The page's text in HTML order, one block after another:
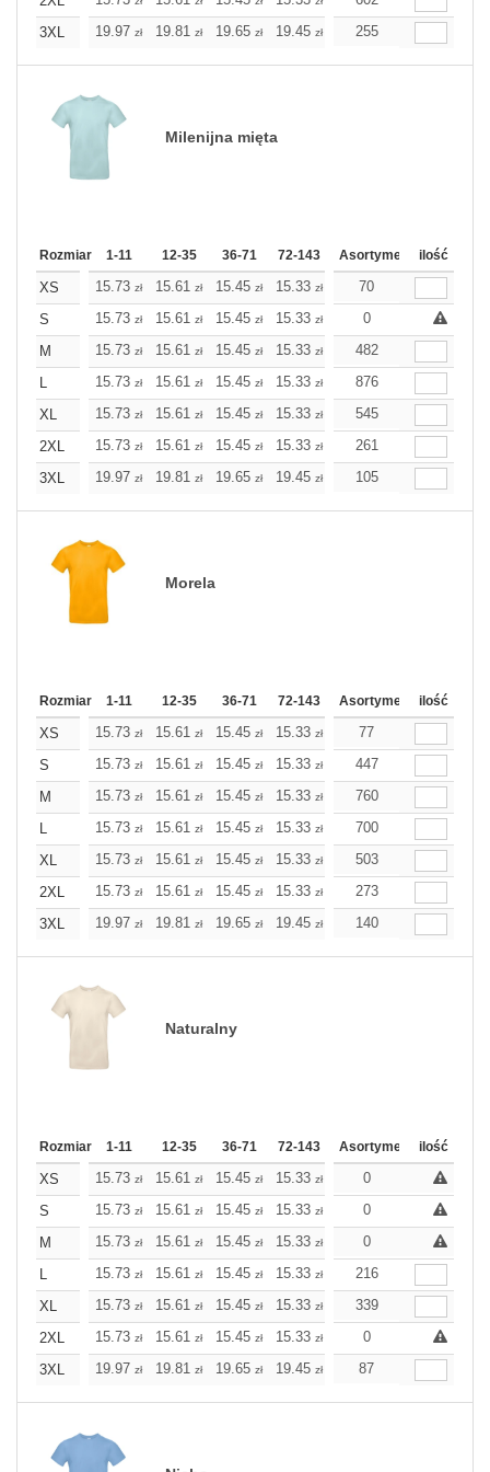
3XL
19.97 zł 19.81 zł 19.65 zł 19.45 zł 19.28zł
255
Milenijna mięta
Rozmiar 1-11 12-35 36-71 72-143 144-287 288 Dodaj
Asortyment ilość
XS 15.73 zł 15.61 zł 15.45 zł 15.33 zł 15.21
70
S
15.73 zł 15.61 zł 15.45 zł 15.33 zł 15.21 15.21zł
0
M
15.73 zł 15.61 zł 15.45 zł 15.33 zł 15.21zł
482
L
15.73 zł 15.61 zł 15.45 zł 15.33 zł 15.21zł
876
XL
15.73 zł 15.61 zł 15.45 zł 15.33 zł 15.21zł
545
2XL
15.73 zł 15.61 zł 15.45 zł 15.33 zł 15.21
261
3XL
19.97 zł 19.81 zł 19.65 zł 19.45 zł 19.28zł
105
Morela
Rozmiar 1-11 12-35 36-71 72-143 144-287 288 Dodaj
Asortyment ilość
XS 15.73 zł 15.61 zł 15.45 zł 15.33 zł 15.21
77
S
15.73 zł 15.61 zł 15.45 zł 15.33 zł 15.21zł
447
M
15.73 zł 15.61 zł 15.45 zł 15.33 zł 15.21zł
760
L
15.73 zł 15.61 zł 15.45 zł 15.33 zł 15.21zł
700
XL
15.73 zł 15.61 zł 15.45 zł 15.33 zł 15.21zł
503
2XL
15.73 zł 15.61 zł 15.45 zł 15.33 zł 15.21zł
273
3XL
19.97 zł 19.81 zł 19.65 zł 19.45 zł 19.28zł
140
Naturalny
Rozmiar 1-11 12-35 36-71 72-143 144-287 288 Dodaj
Asortyment ilość
XS 15.73 zł 15.61 zł 15.45 zł 15.33 zł 15.21 15.21zł
0
S
15.73 zł 15.61 zł 15.45 zł 15.33 zł 15.21 15.21zł
0
M
15.73 zł 15.61 zł 15.45 zł 15.33 zł 15.21 15.21zł
0
L
15.73 zł 15.61 zł 15.45 zł 15.33 zł 15.21zł
216
XL
15.73 zł 15.61 zł 15.45 zł 15.33 zł 15.21zł
339
2XL
15.73 zł 15.61 zł 15.45 zł 15.33 zł 15.21 15.21zł
0
3XL
19.97 zł 19.81 zł 19.65 zł 19.45 zł 19.28
87